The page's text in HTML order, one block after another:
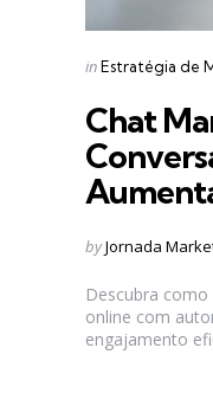
Categories
Posted
inEstratégia de
Chat
Posted
byJornada
Descubra
online com
engajamento